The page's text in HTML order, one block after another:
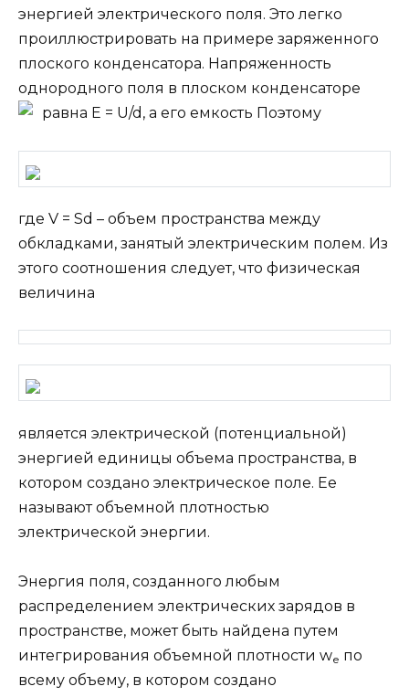
энергией электрического поля. Это легко
проиллюстрировать на примере заряженного
плоского конденсатора. Напряженность
однородного поля в плоском конденсаторе
равна E = U/d, а его емкость Поэтому
где V = Sd – объем пространства между
обкладками, занятый электрическим полем. Из
этого соотношения следует, что физическая
величина
является электрической (потенциальной)
энергией единицы объема пространства, в
котором создано электрическое поле. Ее
называют объемной плотностью
электрической энергии.
Энергия поля, созданного любым
распределением электрических зарядов в
пространстве, может быть найдена путем
интегрирования объемной плотности wе по
всему объему, в котором создано